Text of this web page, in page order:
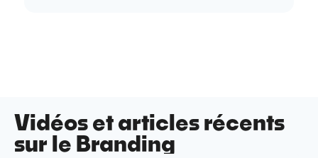
Vidéos et articles récents
sur le Branding